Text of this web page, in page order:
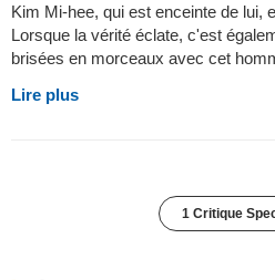
Kim Mi-hee, qui est enceinte de lui,
Lorsque la vérité éclate, c'est
brisées en morceaux avec cet
Lire plus
1 Critique